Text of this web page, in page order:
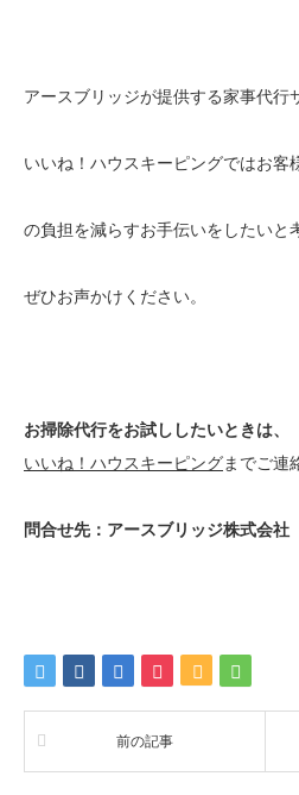
アースブリッジが提供する家事代行
いいね！ハウスキーピングではお客
の負担を減らすお手伝いをしたいと
ぜひお声かけください。
お掃除代行をお試ししたいときは、
いいね！ハウスキーピングまでご連
問合せ先：アースブリッジ株式会社
前の記事